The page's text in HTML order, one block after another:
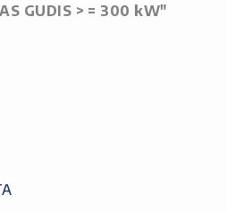
GUDIS > = 300 kW"